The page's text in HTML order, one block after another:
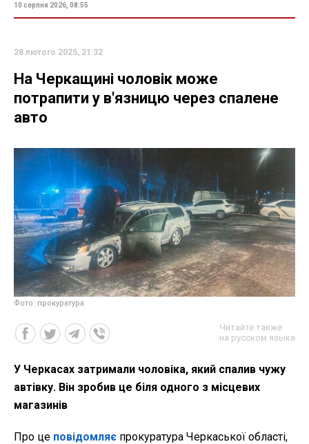
10 серпня 2026, 08:55
28 лютого 2025, 21:32
На Черкащині чоловік може
потрапити у в'язницю через спалене
авто
Фото: прокуратура
Читайте также
на русском языке
У Черкасах затримали чоловіка, який спалив чужу
автівку. Він зробив це біля одного з місцевих
магазинів
Про це повідомляє прокуратура Черкаської області,